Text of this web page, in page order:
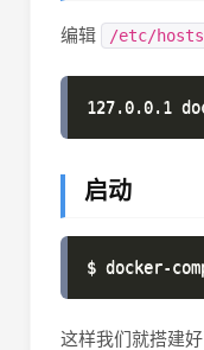
编辑 /etc/hosts
启动
这样我们就搭建